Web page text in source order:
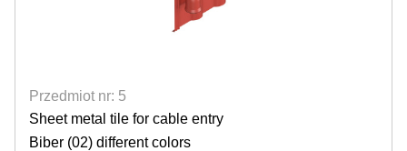
Przedmiot nr: 5
Sheet metal tile for cable entry
Biber (02) different colors